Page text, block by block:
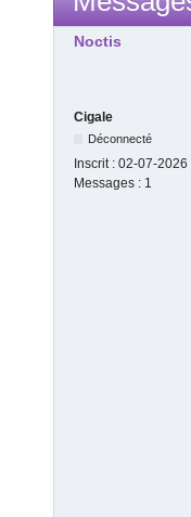
Noctis
Cigale
Déconnecté
Inscrit : 02-07-2026
Messages : 1